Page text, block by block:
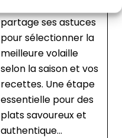
comment séparer les
cuisses, lever les filets
et préparer chaque
morceaux d’une
volaille avec
précision, sans
oublier le sot-l’y-...